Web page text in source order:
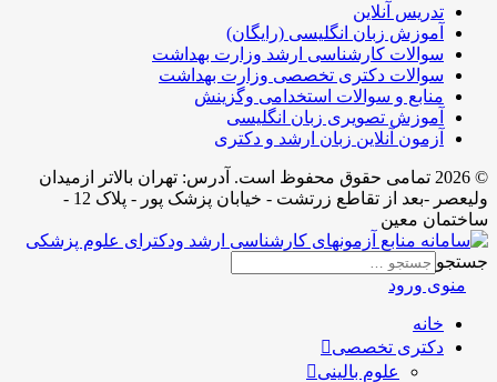
تدریس آنلاین
آموزش زبان انگلیسی (رایگان)
سوالات کارشناسی ارشد وزارت بهداشت
سوالات دکتری تخصصی وزارت بهداشت
منابع و سوالات استخدامی وگزینش
آموزش تصویری زبان انگلیسی
آزمون آنلاین زبان ارشد و دکتری
© 2026 تمامی حقوق محفوظ است. آدرس:‌ تهران بالاتر ازمیدان
ولیعصر -بعد از تقاطع زرتشت - خیابان پزشک پور - پلاک 12 -
ساختمان معین
جستجو
منوی ورود
خانه
دکتری تخصصی
علوم بالینی